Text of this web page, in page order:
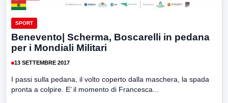
SPORT
Benevento| Scherma, Boscarelli in pedana
per i Mondiali Militari
13 SETTEMBRE 2017
I passi sulla pedana, il volto coperto dalla maschera, la spada
pronta a colpire. E’ il momento di Francesca...